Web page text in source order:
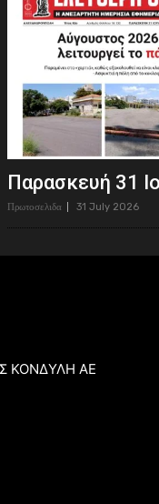
Παρασκευή 31
Πρωτοσελιδα 31 July 2026
ΚΟΝΔΥΛΗ ΑΕ